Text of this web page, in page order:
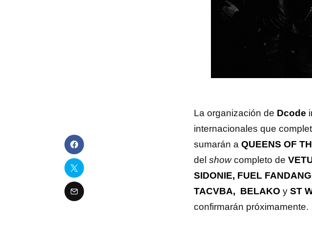
La organización de Dcode
internacionales que
sumarán a QUEENS OF
del showcompleto de
SIDONIE, FUEL
TACVBA, BELAKO y ST
confirmarán próximamente.